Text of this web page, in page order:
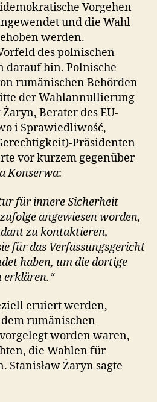
Vorgehen
und die Wahl
werden.
des polnischen
darauf hin. Polnische
rumänischen Behörden
der Wahlannullierung
Berater des EU-
i Sprawiedliwość,
Präsidenten
vor kurzem gegenüber
Konserwa:
für innere Sicherheit
angewiesen worden,
zu kontaktieren,
für das Verfassungsgericht
haben, um die dortige
erklären.“
eruiert werden,
rumänischen
worden waren,
die Wahlen für
Stanisław Żaryn sagte